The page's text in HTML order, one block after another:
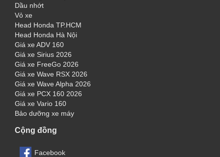
Dầu nhớt
Vỏ xe
Head Honda TP.HCM
Head Honda Hà Nội
Giá xe ADV 160
Giá xe Sirius 2026
Giá xe FreeGo 2026
Giá xe Wave RSX 2026
Giá xe Wave Alpha 2026
Giá xe PCX 160 2026
Giá xe Vario 160
Bảo dưỡng xe máy
Cộng đồng
Facebook